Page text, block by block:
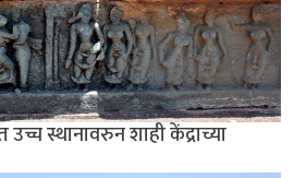
उच्च स्थानावरुन शाही केंद्राच्या